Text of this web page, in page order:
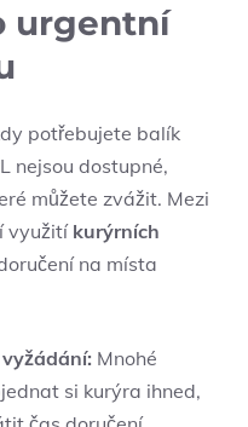
urgentní
potřebujete balík
nejsou dostupné,
můžete zvážit. Mezi
využití kurýrních
na místa
Mnohé
si kurýra ihned,